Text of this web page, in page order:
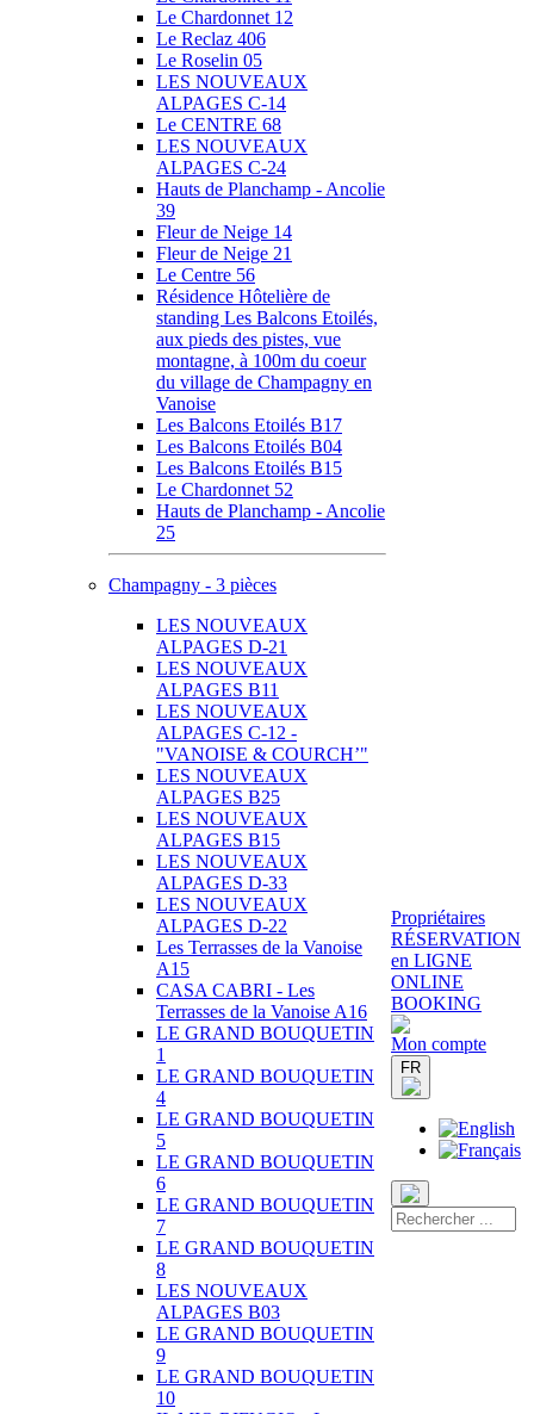
Le Chardonnet 12
Le Reclaz 406
Le Roselin 05
LES NOUVEAUX
ALPAGES C-14
Le CENTRE 68
LES NOUVEAUX
ALPAGES C-24
Hauts de Planchamp - Ancolie
39
Fleur de Neige 14
Fleur de Neige 21
Le Centre 56
Résidence Hôtelière de
standing Les Balcons Etoilés,
aux pieds des pistes, vue
montagne, à 100m du coeur
du village de Champagny en
Vanoise
Les Balcons Etoilés B17
Les Balcons Etoilés B04
Les Balcons Etoilés B15
Le Chardonnet 52
Hauts de Planchamp - Ancolie
25
Champagny - 3 pièces
LES NOUVEAUX
ALPAGES D-21
LES NOUVEAUX
ALPAGES B11
LES NOUVEAUX
ALPAGES C-12 -
"VANOISE & COURCH’"
LES NOUVEAUX
ALPAGES B25
LES NOUVEAUX
ALPAGES B15
LES NOUVEAUX
ALPAGES D-33
LES NOUVEAUX
ALPAGES D-22
Les Terrasses de la Vanoise
A15
CASA CABRI - Les
Terrasses de la Vanoise A16
LE GRAND BOUQUETIN
1
LE GRAND BOUQUETIN
4
LE GRAND BOUQUETIN
5
LE GRAND BOUQUETIN
6
LE GRAND BOUQUETIN
7
LE GRAND BOUQUETIN
8
LES NOUVEAUX
ALPAGES B03
LE GRAND BOUQUETIN
9
LE GRAND BOUQUETIN
10
Propriétaires
RÉSERVATION
en LIGNE
ONLINE
BOOKING
Mon compte
FR